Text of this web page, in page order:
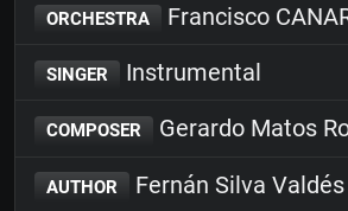
ORCHESTRA Francisco
SINGER Instrumental
COMPOSER Gerardo Matos
AUTHOR Fernán Silva Valdés